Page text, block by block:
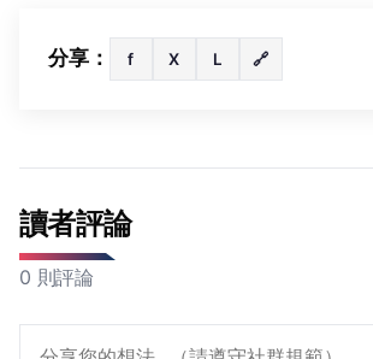
分享： f X L 🔗
讀者評論
0 則評論